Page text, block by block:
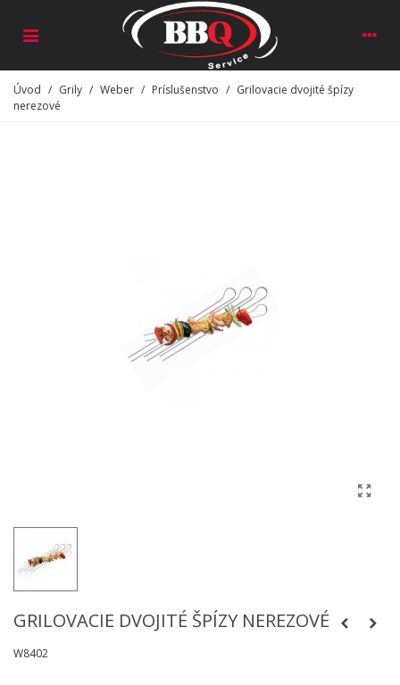
Úvod / Grily / Weber / Príslušenstvo / Grilovacie dvojité špízy
nerezové
GRILOVACIE DVOJITÉ ŠPÍZY NEREZOVÉ
W8402